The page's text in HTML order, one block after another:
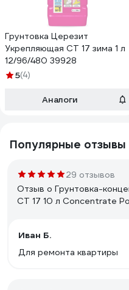
Грунтовка Церезит
Укрепляющая CT 17 зима 1 л
12/96/480 39928
5(4)
Аналоги
Популярные отзывы
29 отзывов
Отзыв о Грунтовка-
CT 17 10 л Concentrate
Иван Б.
Для ремонта квартиры